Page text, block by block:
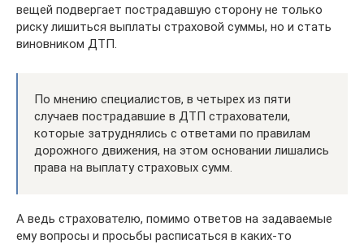
вещей подвергает пострадавшую сторону не только
риску лишиться выплаты страховой суммы, но и стать
виновником ДТП.
По мнению специалистов, в четырех из пяти
случаев пострадавшие в ДТП страхователи,
которые затруднялись с ответами по правилам
дорожного движения, на этом основании лишались
права на выплату страховых сумм.
А ведь страхователю, помимо ответов на задаваемые
ему вопросы и просьбы расписаться в каких-то